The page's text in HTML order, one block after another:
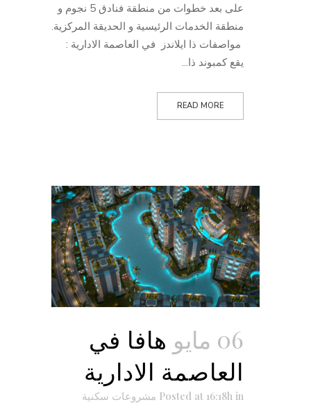
على بعد خطوات من منطقة فنادق 5 نجوم و
منطقة الخدمات الرئيسية و الحديقة المركزية.
مواصفات ذا ايلاندز في العاصمة الادارية :
يقع كمبوند ذا...
READ MORE
06 مايو
هافا في
العاصمة الادارية
Posted at 16:18h in مشروعات سكنية